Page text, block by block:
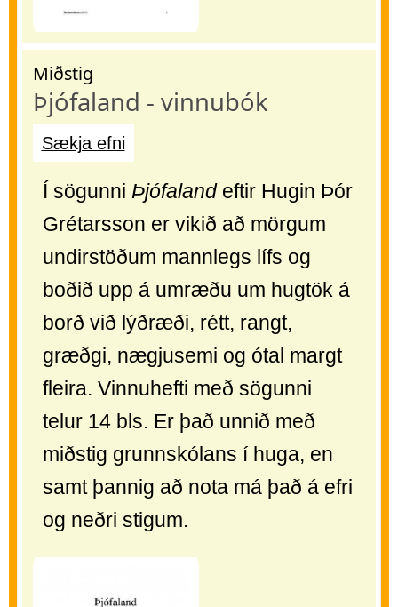
Miðstig
Þjófaland - vinnubók
Sækja efni
Í sögunni Þjófaland eftir Hugin Þór
Grétarsson er vikið að mörgum
undirstöðum mannlegs lífs og
boðið upp á umræðu um hugtök á
borð við lýðræði, rétt, rangt,
græðgi, nægjusemi og ótal margt
fleira. Vinnuhefti með sögunni
telur 14 bls. Er það unnið með
miðstig grunnskólans í huga, en
samt þannig að nota má það á efri
og neðri stigum.